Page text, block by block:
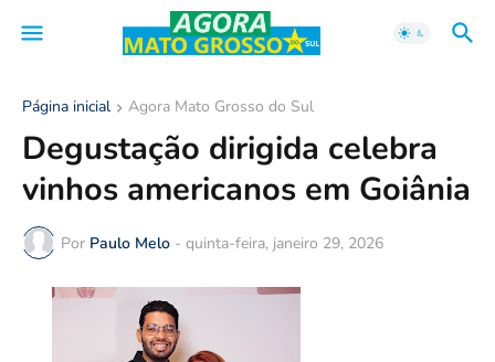
Página inicial Agora Mato Grosso do Sul
Degustação dirigida celebra
vinhos americanos em Goiânia
Por Paulo Melo - quinta-feira, janeiro 29, 2026